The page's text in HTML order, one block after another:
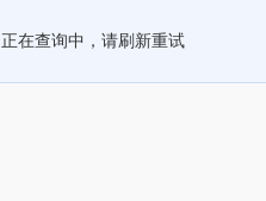
正在查询中，请刷新重试